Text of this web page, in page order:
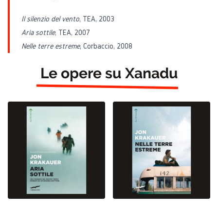
Le opere su Xanadu
Il silenzio del vento, TEA, 2003
Aria sottile, TEA, 2007
Nelle terre estreme, Corbaccio, 2008